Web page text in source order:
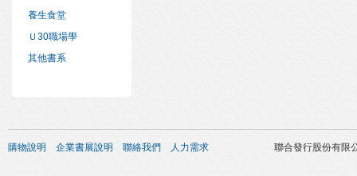
養生食堂
Ｕ30職場學
其他書系
購物說明 企業書展說明 聯絡我們 人力需求 聯合發行股份有限